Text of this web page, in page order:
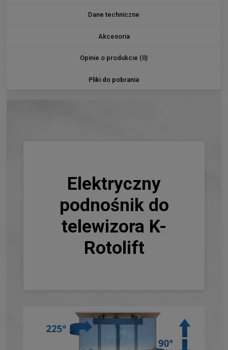
Dane techniczne
Akcesoria
Opinie o produkcie (0)
Pliki do pobrania
Elektryczny
podnośnik do
telewizora K-
Rotolift